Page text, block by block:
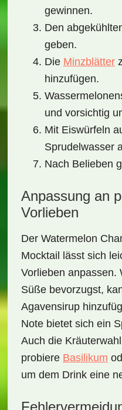
gewinnen.
Den
geben.
Die Minzblätter
hinzufügen.
und vorsichtig
Mit Eiswürfeln
Sprudelwasser
Nach Belieben
Anpassung an
Vorlieben
Der Watermelon
Mocktail
lässt sich
Vorlieben anpassen.
Süße bevorzugst,
Agavensirup
Note bietet sich ein
Auch die
probiere Basilikum
um dem Drink eine